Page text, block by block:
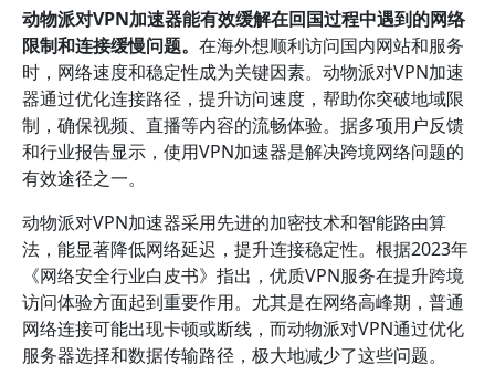
动物派对VPN加速器能有效缓解在回国过程中遇到的网络
限制和连接缓慢问题。 在海外想顺利访问国内网站和服务
时，网络速度和稳定性成为关键因素。动物派对VPN加速
器通过优化连接路径，提升访问速度，帮助你突破地域限
制，确保视频、直播等内容的流畅体验。据多项用户反馈
和行业报告显示，使用VPN加速器是解决跨境网络问题的
有效途径之一。
动物派对VPN加速器采用先进的加密技术和智能路由算
法，能显著降低网络延迟，提升连接稳定性。根据2023年
《网络安全行业白皮书》指出，优质VPN服务在提升跨境
访问体验方面起到重要作用。尤其是在网络高峰期，普通
网络连接可能出现卡顿或断线，而动物派对VPN通过优化
服务器选择和数据传输路径，极大地减少了这些问题。